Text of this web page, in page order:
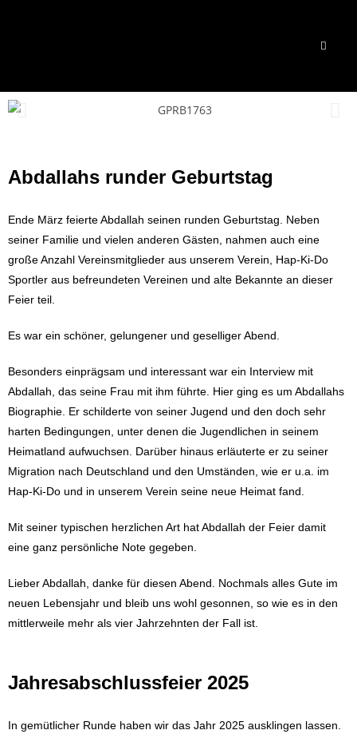
Abdallahs runder Geburtstag
Ende März feierte Abdallah seinen runden Geburtstag. Neben
seiner Familie und vielen anderen Gästen, nahmen auch eine
große Anzahl Vereinsmitglieder aus unserem Verein, Hap-Ki-Do
Sportler aus befreundeten Vereinen und alte Bekannte an dieser
Feier teil.
Es war ein schöner, gelungener und geselliger Abend.
Besonders einprägsam und interessant war ein Interview mit
Abdallah, das seine Frau mit ihm führte. Hier ging es um Abdallahs
Biographie. Er schilderte von seiner Jugend und den doch sehr
harten Bedingungen, unter denen die Jugendlichen in seinem
Heimatland aufwuchsen. Darüber hinaus erläuterte er zu seiner
Migration nach Deutschland und den Umständen, wie er u.a. im
Hap-Ki-Do und in unserem Verein seine neue Heimat fand.
Mit seiner typischen herzlichen Art hat Abdallah der Feier damit
eine ganz persönliche Note gegeben.
Lieber Abdallah, danke für diesen Abend. Nochmals alles Gute im
neuen Lebensjahr und bleib uns wohl gesonnen, so wie es in den
mittlerweile mehr als vier Jahrzehnten der Fall ist.
Jahresabschlussfeier 2025
In gemütlicher Runde haben wir das Jahr 2025 ausklingen lassen.